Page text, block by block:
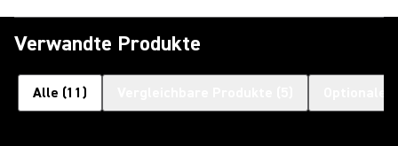
Verwandte Produkte
Alle (11 )